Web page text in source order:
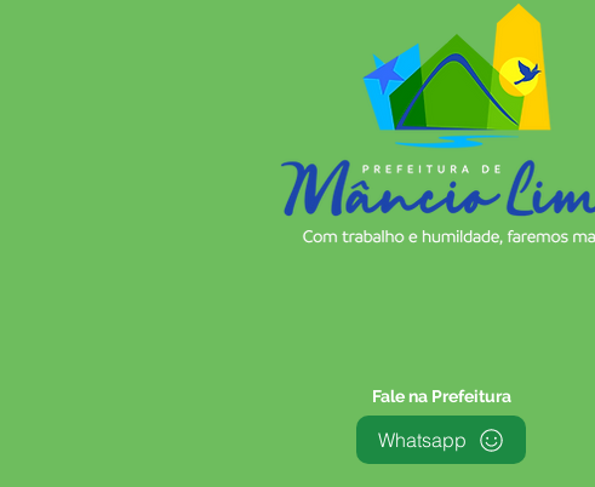
Fale na Prefeitura
Whatsapp